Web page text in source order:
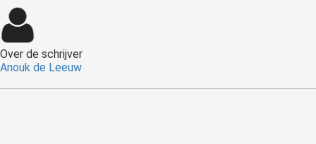
Over de schrijver
Anouk de Leeuw